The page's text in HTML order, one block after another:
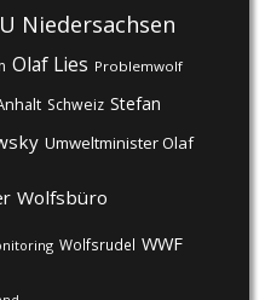
Niedersachsen
Olaf Lies Problemwolf
Schweiz Stefan
Umweltminister Olaf
Wolfsbüro
Wolfsrudel WWF